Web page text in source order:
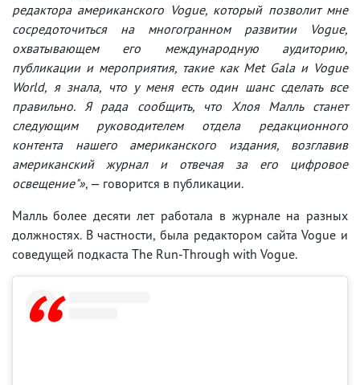
редактора американского Vogue, который позволит мне
сосредоточиться на многогранном развитии Vogue,
охватывающем его международную аудиторию,
публикации и мероприятия, такие как Met Gala и Vogue
World, я знала, что у меня есть один шанс сделать все
правильно. Я рада сообщить, что Хлоя Малль станет
следующим руководителем отдела редакционного
контента нашего американского издания, возглавив
американский журнал и отвечая за его цифровое
освещение"», — говорится в публикации.
Малль более десяти лет работала в журнале на разных
должностях. В частности, была редактором сайта Vogue и
соведущей подкаста The Run-Through with Vogue.